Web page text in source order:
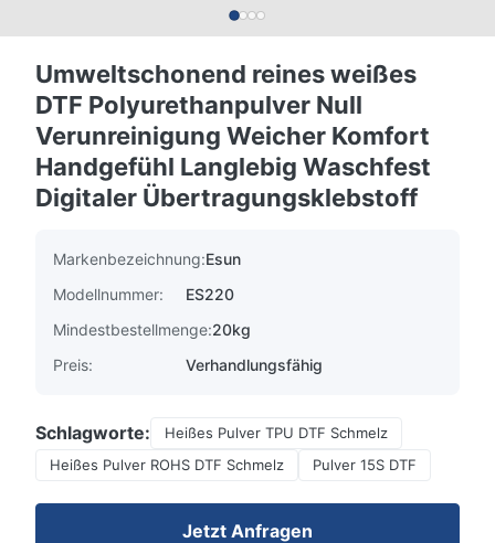
Umweltschonend reines weißes
DTF Polyurethanpulver Null
Verunreinigung Weicher Komfort
Handgefühl Langlebig Waschfest
Digitaler Übertragungsklebstoff
Markenbezeichnung:Esun
Modellnummer:
ES220
Mindestbestellmenge:20kg
Preis:
Verhandlungsfähig
Schlagworte:
Heißes Pulver TPU DTF Schmelz
Heißes Pulver ROHS DTF Schmelz
Pulver 15S DTF
Jetzt Anfragen